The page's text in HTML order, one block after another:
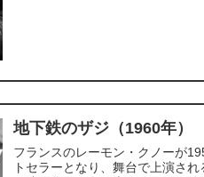
地下鉄のザジ（1960年）
フランスのレーモン・クノーが
トセラーとなり、舞台で上演さ